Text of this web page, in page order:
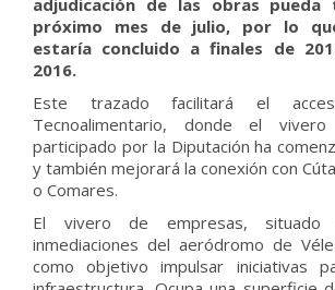
adjudicación de las obras pueda
próximo mes de julio, por lo
estaría concluido a finales de
2016.
Este trazado facilitará el
Tecnoalimentario, donde el
participado por la Diputación ha
y también mejorará la conexión con
o Comares.
El vivero de empresas,
inmediaciones del aeródromo de
como objetivo impulsar iniciativas